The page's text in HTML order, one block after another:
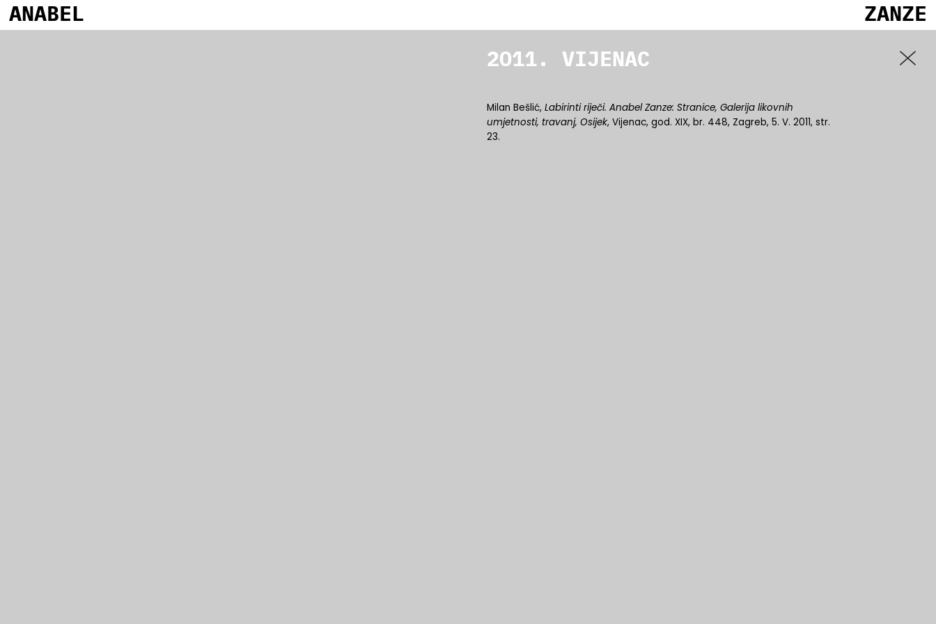
ANABEL ZANZE
2011. VIJENAC
Milan Bešlić, Labirinti riječi. Anabel Zanze: Stranice, Galerija likovnih
umjetnosti, travanj, Osijek, Vijenac, god. XIX, br. 448, Zagreb, 5. V. 2011, str.
23.